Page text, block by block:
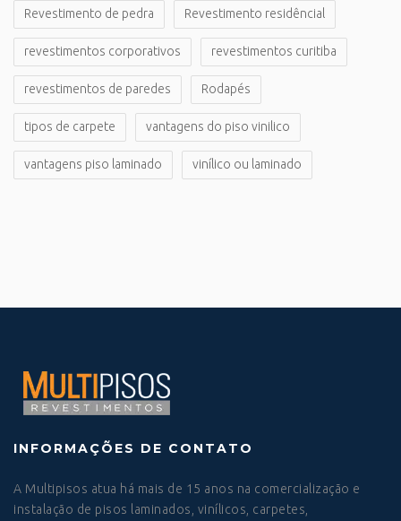
Revestimento de pedra Revestimento residêncial
revestimentos corporativos revestimentos curitiba
revestimentos de paredes Rodapés
tipos de carpete vantagens do piso vinilico
vantagens piso laminado vinílico ou laminado
INFORMAÇÕES DE CONTATO
A Multipisos atua há mais de 15 anos na comercialização e
instalação de pisos laminados, vinílicos, carpetes,